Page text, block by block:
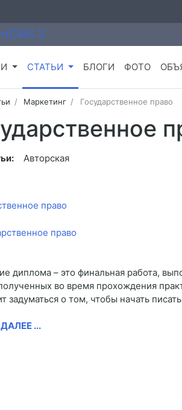
СТАТЬИ БЛОГИ ФОТО
Маркетинг Государственное право
Авторская
право
диплома – это финальная работа,
во время прохождения
задуматься о том, чтобы начать
...